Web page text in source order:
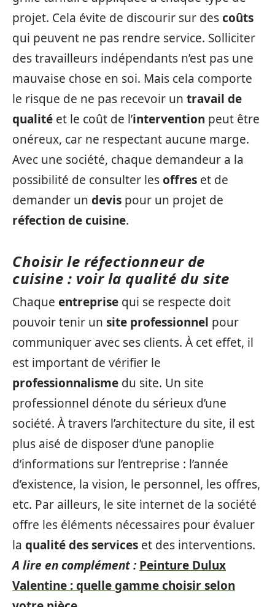
projet. Cela évite de discourir sur descoûts
qui peuvent ne pas rendre service. Solliciter
des travailleurs indépendants n’est pas une
mauvaise chose en soi. Mais cela comporte
le risque de ne pas recevoir un travail de
qualité et le coût de l’intervention peut être
onéreux, car ne respectant aucune marge.
Avec une société, chaque demandeur a la
possibilité de consulter lesoffres et de
demander un devis pour un projet de
réfection de cuisine.
Choisir le réfectionneur de
cuisine : voir la qualité du site
Chaque entreprise qui se respecte doit
pouvoir tenir un site professionnel pour
communiquer avec ses clients. À cet effet, il
est important de vérifier le
professionnalisme du site. Un site
professionnel dénote du sérieux d’une
société. À travers l’architecture du site, il est
plus aisé de disposer d’une panoplie
d’informations sur l’entreprise : l’année
d’existence, la vision, le personnel, les offres,
etc. Par ailleurs, le site internet de la société
offre les éléments nécessaires pour évaluer
la qualité des services et des interventions.
A lire en complément : Peinture Dulux
Valentine : quelle gamme choisir selon